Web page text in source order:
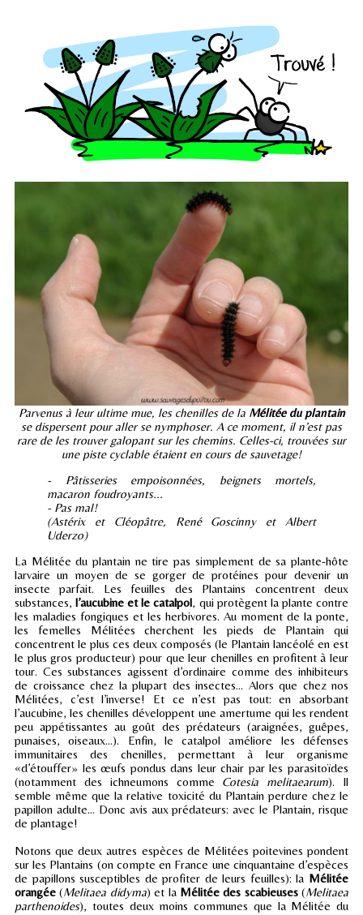
Parvenus à leur ultime mue, les chenilles de la Mélitée du plantain
se dispersent pour aller se nymphoser. A ce moment, il n’est pas
rare de les trouver galopant sur les chemins. Celles-ci, trouvées sur
une piste cyclable étaient en cours de sauvetage!
- Pâtisseries empoisonnées, beignets mortels,
macaron foudroyants...
- Pas mal!
(Astérix et Cléopâtre, René Goscinny et Albert
Uderzo)
La Mélitée du plantain ne tire pas simplement de sa plante-hôte
larvaire un moyen de se gorger de protéines pour devenir un
insecte parfait. Les feuilles des Plantains concentrent deux
substances,l’aucubine et le catalpol, qui protègent la plante contre
les maladies fongiques et les herbivores. Au moment de la ponte,
les femelles Mélitées cherchent les pieds de Plantain qui
concentrent le plus ces deux composés (le Plantain lancéolé en est
le plus gros producteur) pour que leur chenilles en profitent à leur
tour. Ces substances agissent d’ordinaire comme des inhibiteurs
de croissance chez la plupart des insectes... Alors que chez nos
Mélitées, c’est l’inverse! Et ce n’est pas tout: en absorbant
l’aucubine, les chenilles développent une amertume qui les rendent
peu appétissantes au goût des prédateurs (araignées, guêpes,
punaises, oiseaux...). Enfin, le catalpol améliore les défenses
immunitaires des chenilles, permettant à leur organisme
«d’étouffer» les œufs pondus dans leur chair par les parasitoïdes
(notamment des ichneumons comme Cotesia melitaearum). Il
semble même que la relative toxicité du Plantain perdure chez le
papillon adulte... Donc avis aux prédateurs: avec le Plantain, risque
de plantage!
Notons que deux autres espèces de Mélitées poitevines pondent
sur les Plantains (on compte en France une cinquantaine d’espèces
de papillons susceptibles de profiter de leurs feuilles): la Mélitée
orangée (Melitaea didyma) et la Mélitée des scabieuses(Melitaea
parthenoides), toutes deux moins communes que la Mélitée du